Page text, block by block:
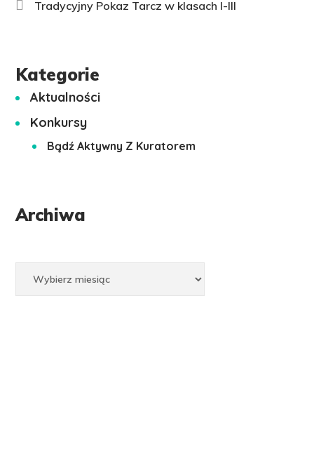
Tradycyjny Pokaz Tarcz w klasach I-III
Kategorie
Aktualności
Konkursy
Bądź Aktywny Z Kuratorem
Archiwa
Archiwa